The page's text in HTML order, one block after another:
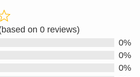
on 0 reviews)
0%
0%
0%